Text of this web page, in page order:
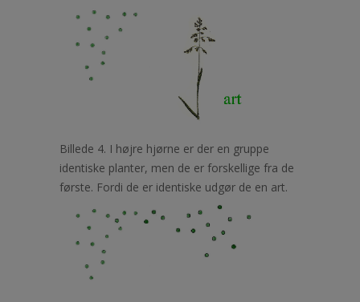
Billede 4. I højre hjørne er der en gruppe
identiske planter, men de er forskellige fra de
første. Fordi de er identiske udgør de en art.